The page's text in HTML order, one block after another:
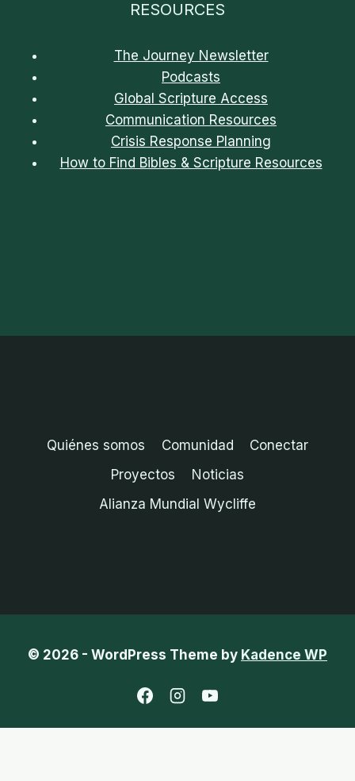
RESOURCES
The Journey Newsletter
Podcasts
Global Scripture Access
Communication Resources
Crisis Response Planning
How to Find Bibles & Scripture Resources
Quiénes somos Comunidad
Conectar
Proyectos
Noticias
Alianza Mundial Wycliffe
© 2026 - WordPress Theme by Kadence WP